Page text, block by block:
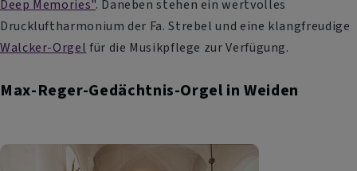
Deep Memories". Daneben stehen ein wertvolles
Druckluftharmonium der Fa. Strebel und eine klangfreudige
Walcker-Orgel für die Musikpflege zur Verfügung.
Max-Reger-Gedächtnis-Orgel in Weiden